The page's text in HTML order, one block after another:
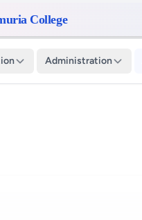
College
Administration